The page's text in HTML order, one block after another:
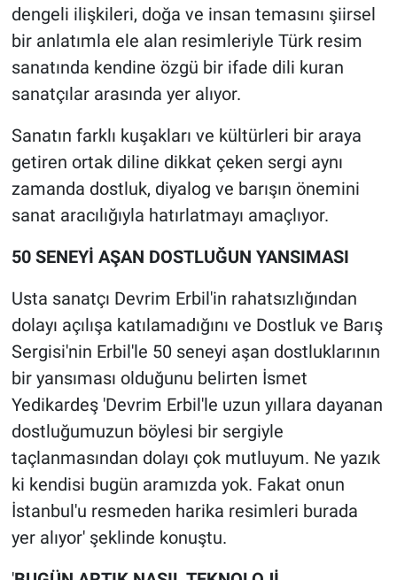
dengeli ilişkileri, doğa ve insan temasını şiirsel
bir anlatımla ele alan resimleriyle Türk resim
sanatında kendine özgü bir ifade dili kuran
sanatçılar arasında yer alıyor.
Sanatın farklı kuşakları ve kültürleri bir araya
getiren ortak diline dikkat çeken sergi aynı
zamanda dostluk, diyalog ve barışın önemini
sanat aracılığıyla hatırlatmayı amaçlıyor.
50 SENEYİ AŞAN DOSTLUĞUN YANSIMASI
Usta sanatçı Devrim Erbil'in rahatsızlığından
dolayı açılışa katılamadığını ve Dostluk ve Barış
Sergisi'nin Erbil'le 50 seneyi aşan dostluklarının
bir yansıması olduğunu belirten İsmet
Yedikardeş 'Devrim Erbil'le uzun yıllara dayanan
dostluğumuzun böylesi bir sergiyle
taçlanmasından dolayı çok mutluyum. Ne yazık
ki kendisi bugün aramızda yok. Fakat onun
İstanbul'u resmeden harika resimleri burada
yer alıyor' şeklinde konuştu.